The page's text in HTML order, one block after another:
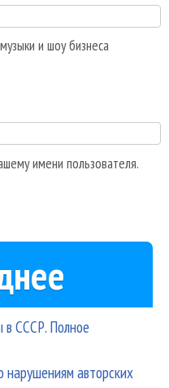
и шоу бизнеса
имени пользователя.
в СССР. Полное
нарушениям авторских